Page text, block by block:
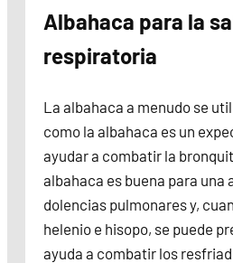
Albahaca para la
respiratoria
La albahaca a menudo se
como la albahaca es un
ayudar a combatir la
albahaca es buena para una
dolencias pulmonares y,
helenio e hisopo, se puede
ayuda a combatir los